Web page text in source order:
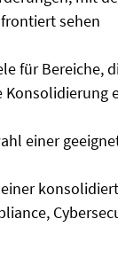
sehen
für Bereiche,
Konsolidierung
einer